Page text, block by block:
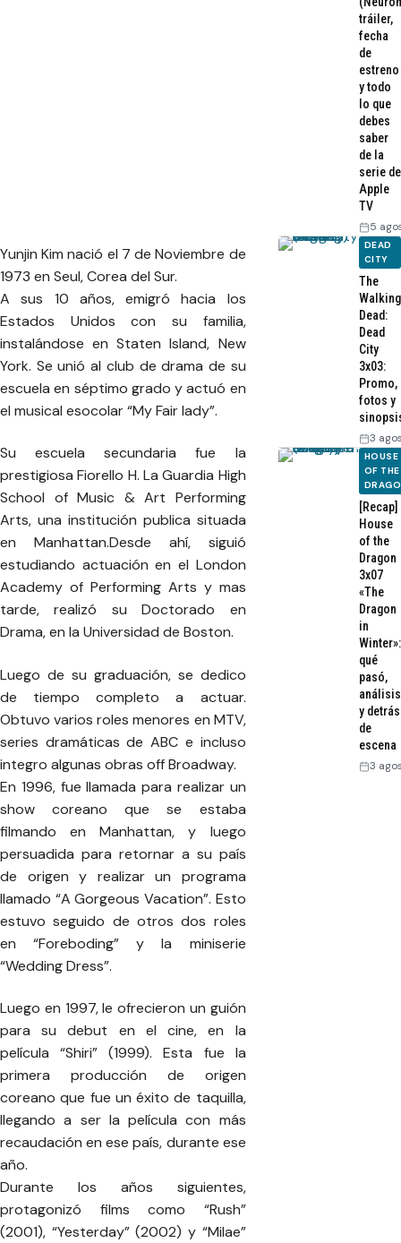
Yunjin Kim nació el 7 de Noviembre de
1973 en Seul, Corea del Sur.
A sus 10 años, emigró hacia los
Estados Unidos con su familia,
instalándose en Staten Island, New
York. Se unió al club de drama de su
escuela en séptimo grado y actuó en
el musical esocolar “My Fair lady”.
Su escuela secundaria fue la
prestigiosa Fiorello H. La Guardia High
School of Music & Art Performing
Arts, una institución publica situada
en Manhattan.Desde ahí, siguió
estudiando actuación en el London
Academy of Performing Arts y mas
tarde, realizó su Doctorado en
Drama, en la Universidad de Boston.
Luego de su graduación, se dedico
de tiempo completo a actuar.
Obtuvo varios roles menores en MTV,
series dramáticas de ABC e incluso
integro algunas obras off Broadway.
En 1996, fue llamada para realizar un
show coreano que se estaba
filmando en Manhattan, y luego
persuadida para retornar a su país
de origen y realizar un programa
llamado “A Gorgeous Vacation”. Esto
estuvo seguido de otros dos roles
en “Foreboding” y la miniserie
“Wedding Dress”.
Luego en 1997, le ofrecieron un guión
para su debut en el cine, en la
película “Shiri” (1999). Esta fue la
primera producción de origen
coreano que fue un éxito de taquilla,
llegando a ser la película con más
recaudación en ese país, durante ese
año.
Durante los años siguientes,
protagonizó films como “Rush”
(2001), “Yesterday” (2002) y “Milae”
tráiler,
fecha
de
estreno
y todo
lo que
debes
saber
de la
serie de
Apple
TV
5
DEAD
CITY
The
Walking
Dead:
Dead
City
3x03:
Promo,
fotos y
3
HOUSE
OF THE
[Recap]
House
of the
Dragon
3x07
«The
Dragon
in
Winter»:
qué
pasó,
análisis
y detrás
de
escena
3